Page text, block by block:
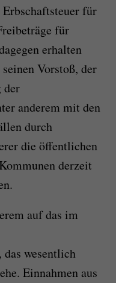
für
für
erhalten
Vorstoß, der
der
anderem mit den
durch
die öffentlichen
derzeit
auf das im
das wesentlich
Einnahmen aus